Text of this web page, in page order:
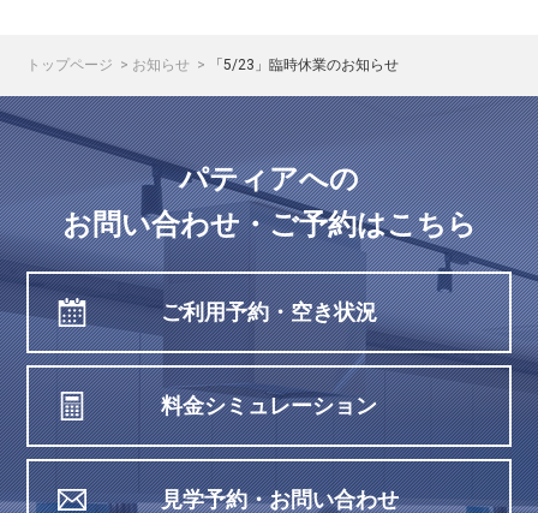
トップページ お知らせ 「5/23」臨時休業のお知らせ
パティアへの
お問い合わせ・ご予約はこちら
ご利用予約・空き状況
料金シミュレーション
見学予約・お問い合わせ